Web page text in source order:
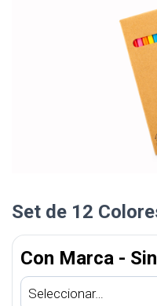
Set de 12
Con Marca -